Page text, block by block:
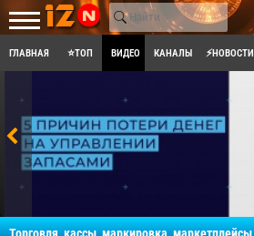
ГЛАВНАЯ ⭐ТОП ВИДЕО КАНАЛЫ ⚡НОВОСТИ